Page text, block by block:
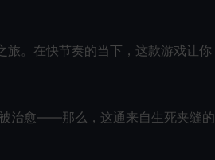
旅。在快节奏的当下，这款游戏让你
治愈——那么，这通来自生死夹缝的